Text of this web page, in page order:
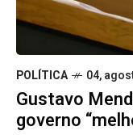
POLÍTICA 04,
Gustavo
governo